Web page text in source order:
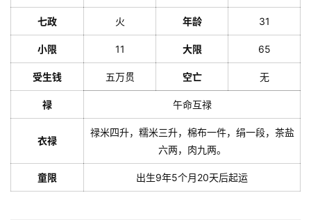
七政 火 年龄 31
小限 11 大限 65
受生钱 五万贯 空亡 无
禄 午命互禄
衣禄
禄米四升，糯米三升，棉布一件，绢一段，茶盐
六两，肉九两。
童限 出生9年5个月20天后起运